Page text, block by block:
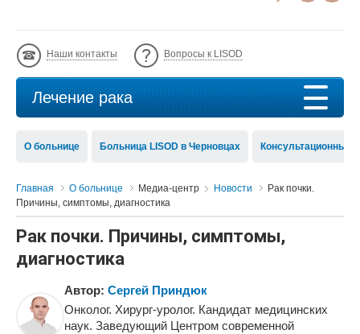
Наши контакты Вопросы к LISOD
Лечение рака
О больнице Больница LISOD в Черновцах Консультационный
Главная О больнице Медиа-центр Новости
Рак почки.
Причины, симптомы, диагностика
Рак почки. Причины, симптомы,
диагностика
Автор: Сергей Приндюк
Онколог. Хирург-уролог. Кандидат медицинских
наук. Заведующий Центром современной